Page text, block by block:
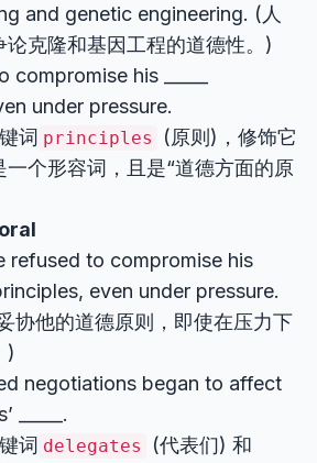
and genetic engineering. (人
论克隆和基因工程的道德性。)
his _____
under pressure.
词 principles
(原则)，修饰它
一个形容词，且是“道德方面的原
refused to compromise his
even under pressure.
协他的道德原则，即使在压力下
)
negotiations began to affect
_____.
词 delegates (代表们) 和